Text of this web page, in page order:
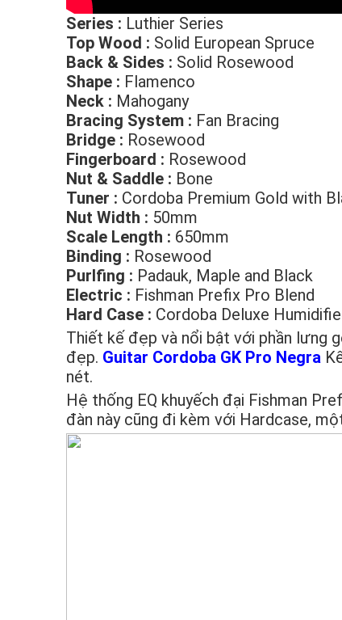
Series : Luthier Series
Top Wood : Solid European Spruce
Back & Sides : Solid Rosewood
Shape : Flamenco
Neck : Mahogany
Bracing System : Fan Bracing
Bridge : Rosewood
Fingerboard : Rosewood
Nut & Saddle : Bone
Tuner : Cordoba Premium Gold with
Nut Width : 50mm
Scale Length : 650mm
Binding : Rosewood
Purlfing : Padauk, Maple and Black
Electric : Fishman Prefix Pro Blend
Hard Case : Cordoba Deluxe
Thiết kế đẹp và nổi bật với phần lưng
đẹp. Guitar Cordoba GK Pro Negra
nét.
Hệ thống EQ khuyếch đại Fishman
đàn này cũng đi kèm với Hardcase,